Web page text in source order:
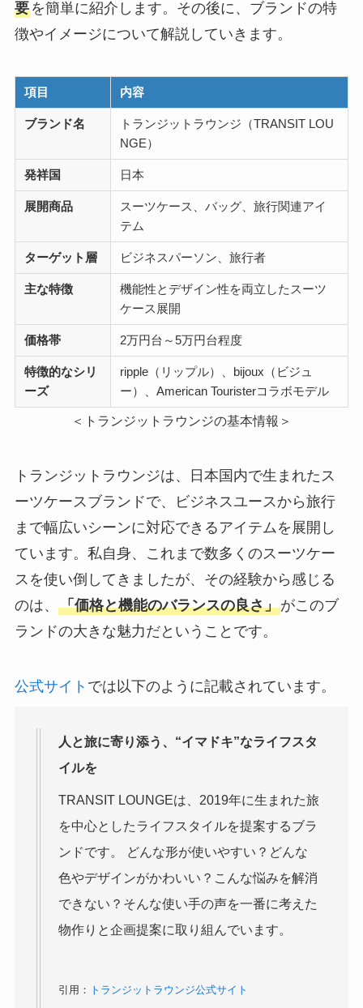
要を簡単に紹介します。その後に、ブランドの特
徴やイメージについて解説していきます。
項目 内容
ブランド名
トランジットラウンジ（TRANSIT LOU
NGE）
発祥国 日本
展開商品
スーツケース、バッグ、旅行関連アイ
テム
ターゲット層 ビジネスパーソン、旅行者
主な特徴
機能性とデザイン性を両立したスーツ
ケース展開
価格帯 2万円台～5万円台程度
特徴的なシリ
ーズ
ripple（リップル）、bijoux（ビジュ
ー）、American Touristerコラボモデル
＜トランジットラウンジの基本情報＞
トランジットラウンジは、日本国内で生まれたス
ーツケースブランドで、ビジネスユースから旅行
まで幅広いシーンに対応できるアイテムを展開し
ています。私自身、これまで数多くのスーツケー
スを使い倒してきましたが、その経験から感じる
のは、 「価格と機能のバランスの良さ」がこのブ
ランドの大きな魅力だということです。
公式サイト では以下のように記載されています。
人と旅に寄り添う、“イマドキ”なライフスタ
イルを
TRANSIT LOUNGEは、2019年に生まれた旅
を中心としたライフスタイルを提案するブラ
ンドです。 どんな形が使いやすい？どんな
色やデザインがかわいい？こんな悩みを解消
できない？そんな使い手の声を一番に考えた
物作りと企画提案に取り組んでいます。
引用： トランジットラウンジ公式サイト